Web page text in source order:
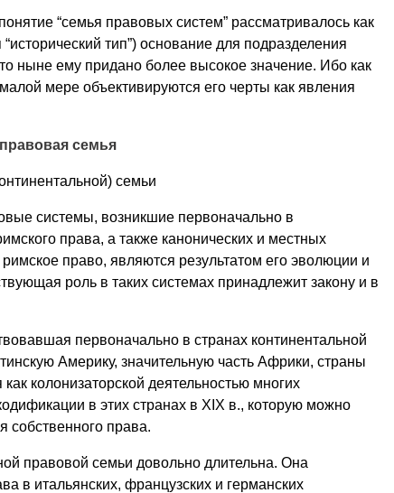
“семья правовых систем” рассматривалось как
тип”) основание для подразделения
ныне ему придано более высокое значение. Ибо как
мере объективируются его черты как явления
семья
семьи
системы, возникшие первоначально в
права, а также канонических и местных
право, являются результатом его эволюции и
роль в таких системах принадлежит закону и в
первоначально в странах континентальной
Америку, значительную часть Африки, страны
колонизаторской деятельностью многих
в этих странах в XIX в., которую можно
собственного права.
правовой семьи довольно длительна. Она
в итальянских, французских и германских